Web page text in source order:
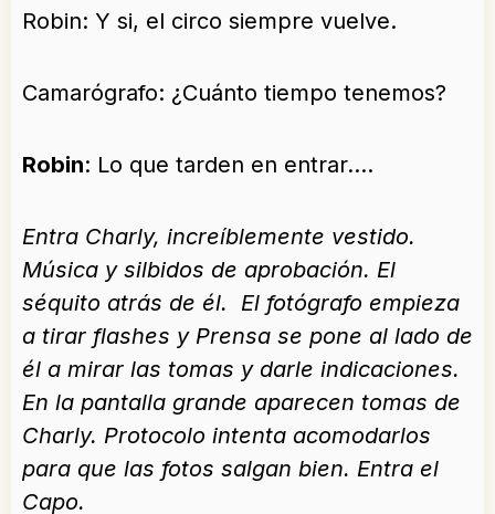
Robin: Y si, el circo siempre vuelve.
Camarógrafo: ¿Cuánto tiempo tenemos?
Robin: Lo que tarden en entrar….
Entra Charly, increíblemente vestido.
Música y silbidos de aprobación. El
séquito atrás de él. El fotógrafo empieza
a tirar flashes y Prensa se pone al lado de
él a mirar las tomas y darle indicaciones.
En la pantalla grande aparecen tomas de
Charly. Protocolo intenta acomodarlos
para que las fotos salgan bien. Entra el
Capo.